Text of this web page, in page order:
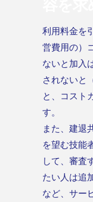
利用料金を
営費用の）
ないと加入
されないと
と、コスト
す。
また、建退
を望む技能
して、審査
たい人は追
など、サー